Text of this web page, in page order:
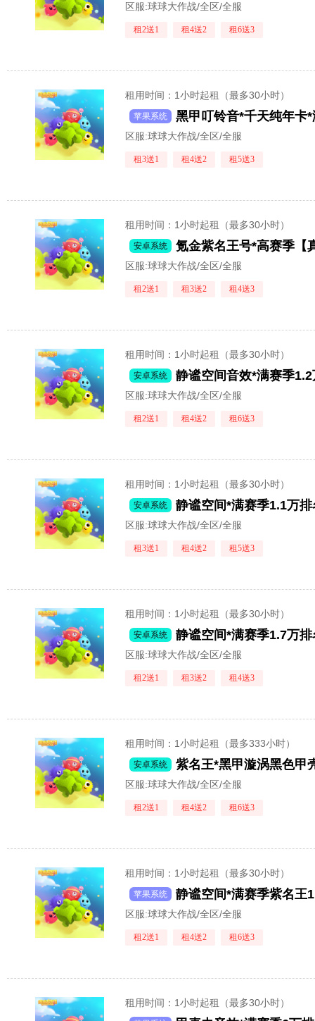
区服:球球大作战/全区/全服
租2送1 租4送2 租6送3
租用时间 ：1小时起租（最多30小时）
苹果系统
区服:球球大作战/全区/全服
租3送1 租4送2 租5送3
租用时间 ：1小时起租（最多30小时）
安卓系统
区服:球球大作战/全区/全服
租2送1 租3送2 租4送3
租用时间 ：1小时起租（最多30小时）
安卓系统
区服:球球大作战/全区/全服
租2送1 租4送2 租6送3
租用时间 ：1小时起租（最多30小时）
安卓系统
区服:球球大作战/全区/全服
租3送1 租4送2 租5送3
租用时间 ：1小时起租（最多30小时）
安卓系统
区服:球球大作战/全区/全服
租2送1 租3送2 租4送3
租用时间 ：1小时起租（最多333小时）
安卓系统
区服:球球大作战/全区/全服
租2送1 租4送2 租6送3
租用时间 ：1小时起租（最多30小时）
苹果系统
区服:球球大作战/全区/全服
租2送1 租4送2 租6送3
租用时间 ：1小时起租（最多30小时）